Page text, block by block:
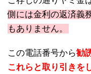
側には金利の返済義
もありません。
この電話番号から勧
これらと取り引きを